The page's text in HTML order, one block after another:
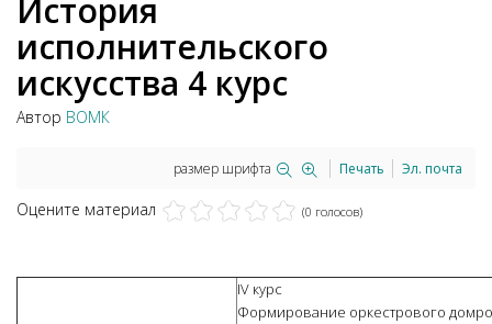
История
исполнительского
искусства 4 курс
Автор ВОМК
размер шрифта Печать Эл. почта
Оцените материал (0 голосов)
IV курс
Формирование оркестрового